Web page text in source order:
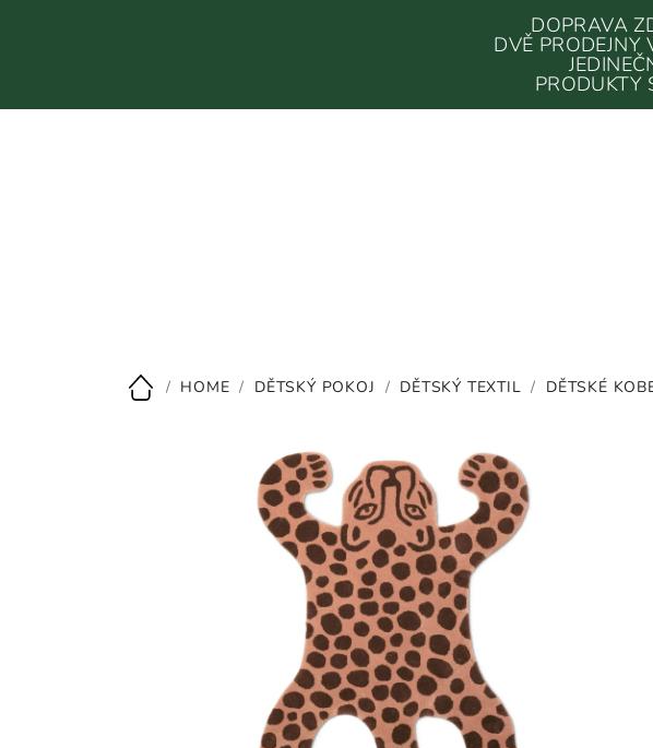
DOPRAVA
DVĚ
PRODUKTY
Domů
/ HOME / DĚTSKÝ POKOJ / DĚTSKÝ TEXTIL / DĚTSKÉ